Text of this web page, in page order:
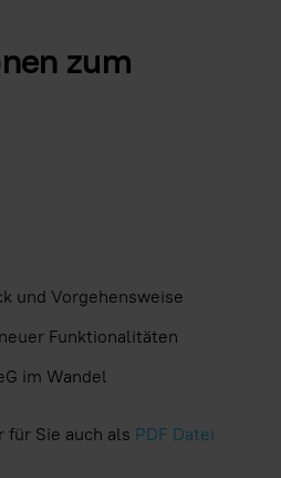
zum
und Vorgehensweise
Funktionalitäten
im Wandel
für Sie auch als PDF Datei